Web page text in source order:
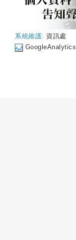
系統維護: 資訊處
GoogleAnalytics